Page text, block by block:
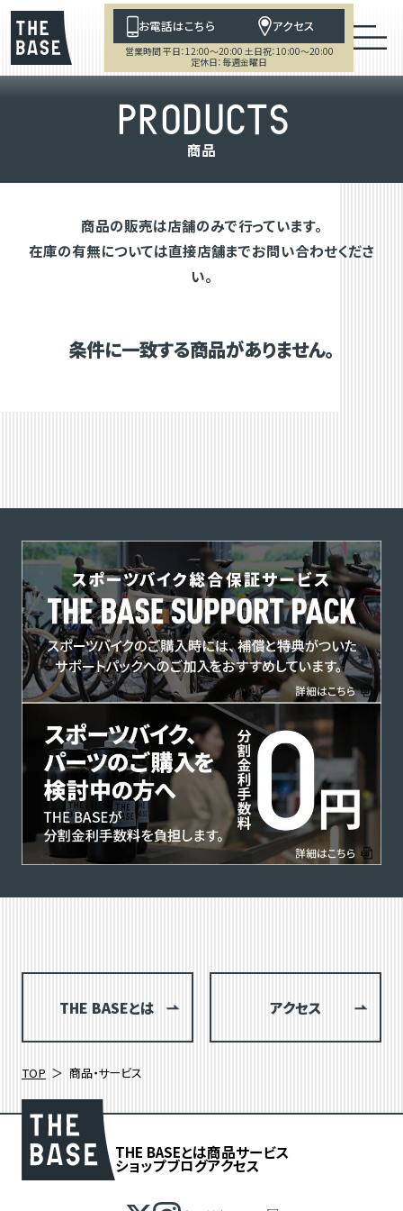
お電話はこちら アクセス
営業時間 平日：12:00～20:00 土日祝：10:00～20:00
定休日：毎週金曜日
PRODUCTS
商品
商品の販売は店舗のみで行っています。
在庫の有無については直接店舗までお問い合わせくださ
い。
条件に一致する商品がありません。
THE BASEとは アクセス
TOP 商品・サービス
THE BASEとは商品サービス
ショップブログアクセス